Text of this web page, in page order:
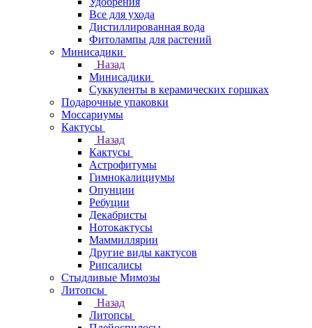
Все для ухода
Дистиллированная вода
Фитолампы для растений
Минисадики
Назад
Минисадики
Суккуленты в керамических горшках
Подарочные упаковки
Моссариумы
Кактусы
Назад
Кактусы
Астрофитумы
Гимнокалициумы
Опунции
Ребуции
Декабристы
Нотокактусы
Маммиллярии
Другие виды кактусов
Рипсалисы
Стыдливые Мимозы
Литопсы
Назад
Литопсы